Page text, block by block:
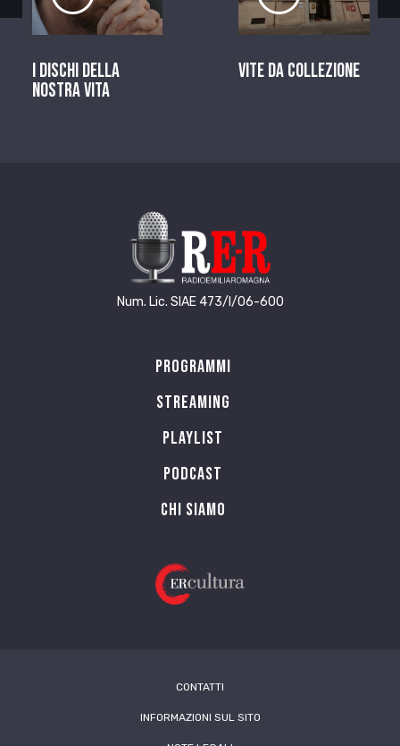
I dischi della
nostra vita
Vite da Collezione
Num. Lic. SIAE 473/I/06-600
Programmi
Streaming
Playlist
PODCAST
Chi siamo
CONTATTI
INFORMAZIONI SUL SITO